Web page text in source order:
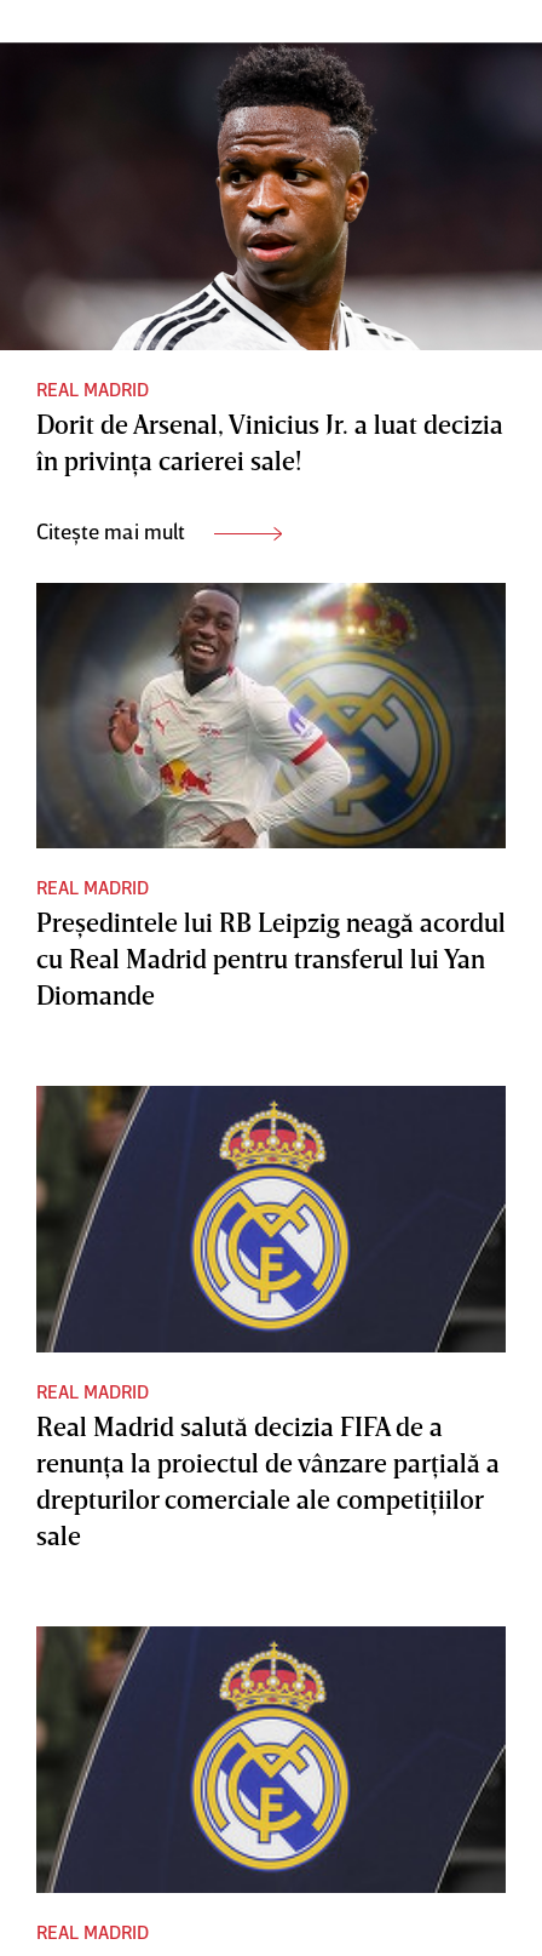
REAL MADRID
Dorit de Arsenal, Vinicius Jr. a luat decizia
în privinţa carierei sale!
Citește mai mult
REAL MADRID
Preşedintele lui RB Leipzig neagă acordul
cu Real Madrid pentru transferul lui Yan
Diomande
REAL MADRID
Real Madrid salută decizia FIFA de a
renunţa la proiectul de vânzare parţială a
drepturilor comerciale ale competiţiilor
sale
REAL MADRID